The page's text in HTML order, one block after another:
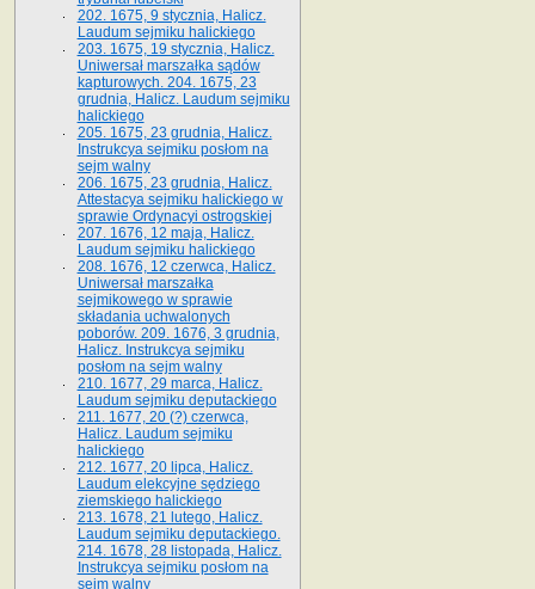
202. 1675, 9 stycznia, Halicz.
Laudum sejmiku halickiego
203. 1675, 19 stycznia, Halicz.
Uniwersał marszałka sądów
kapturowych. 204. 1675, 23
grudnia, Halicz. Laudum sejmiku
halickiego
205. 1675, 23 grudnia, Halicz.
Instrukcya sejmiku posłom na
sejm walny
206. 1675, 23 grudnia, Halicz.
Attestacya sejmiku halickiego w
sprawie Ordynacyi ostrogskiej
207. 1676, 12 maja, Halicz.
Laudum sejmiku halickiego
208. 1676, 12 czerwca, Halicz.
Uniwersał marszałka
sejmikowego w sprawie
składania uchwalonych
poborów. 209. 1676, 3 grudnia,
Halicz. Instrukcya sejmiku
posłom na sejm walny
210. 1677, 29 marca, Halicz.
Laudum sejmiku deputackiego
211. 1677, 20 (?) czerwca,
Halicz. Laudum sejmiku
halickiego
212. 1677, 20 lipca, Halicz.
Laudum elekcyjne sędziego
ziemskiego halickiego
213. 1678, 21 lutego, Halicz.
Laudum sejmiku deputackiego.
214. 1678, 28 listopada, Halicz.
Instrukcya sejmiku posłom na
sejm walny